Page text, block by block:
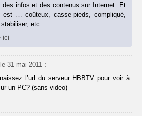
des infos et des contenus sur Internet. Et
… coûteux, casse-pieds, compliqué,
etc.
ici
le 31 mai 2011 :
l’url du serveur HBBTV pour voir à
un PC? (sans video)